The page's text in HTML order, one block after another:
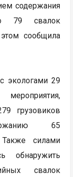
содержания
79 свалок
сообщила
экологами 29
грузовиков
65
Также силами
обнаружить
свалок